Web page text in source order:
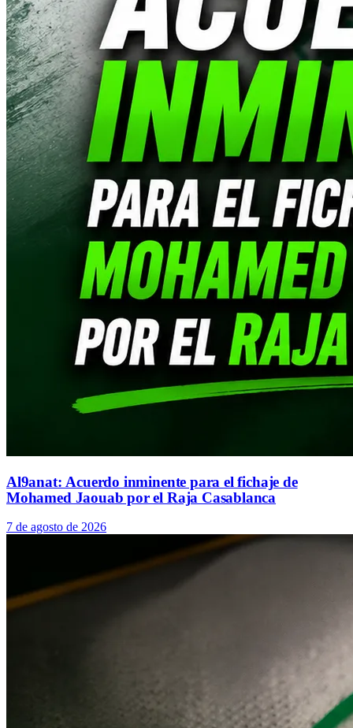
Al9anat: Acuerdo inminente para el fichaje de
Mohamed Jaouab por el Raja Casablanca
7 de agosto de 2026